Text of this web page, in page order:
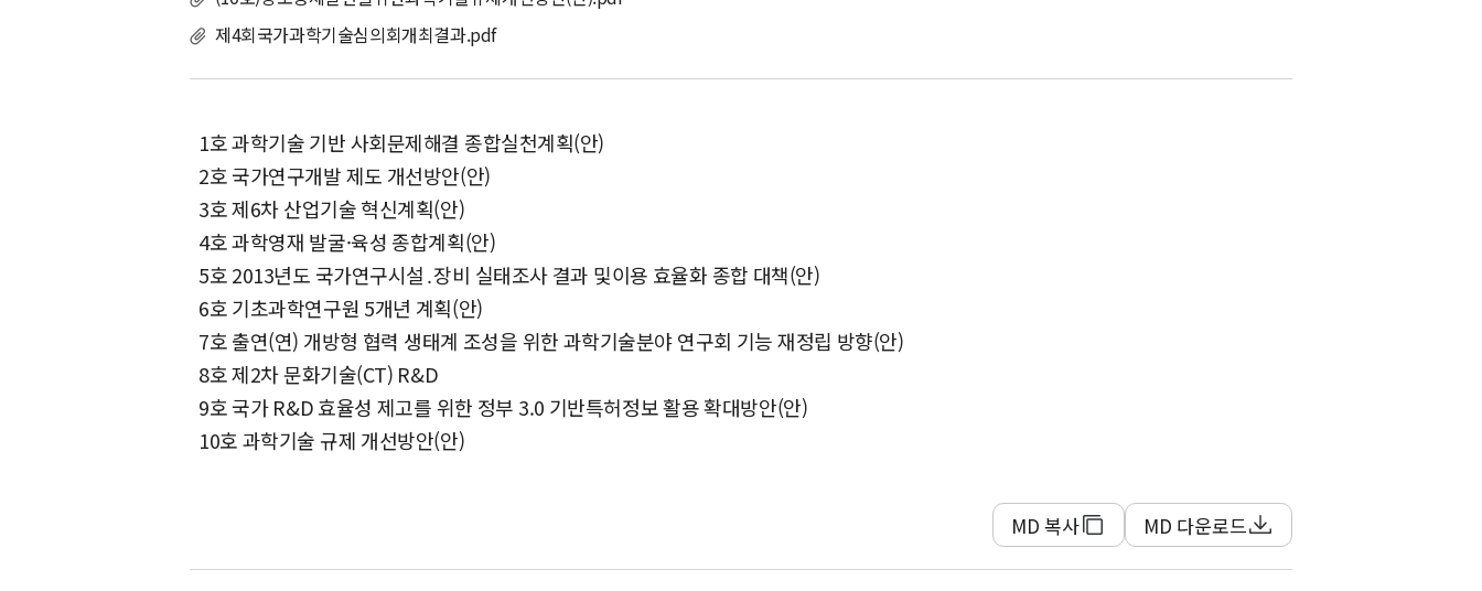
제4회국가과학기술심의회개최결과.pdf
1호 과학기술 기반 사회문제해결 종합실천계획(안)
2호 국가연구개발 제도 개선방안(안)
3호 제6차 산업기술 혁신계획(안)
4호 과학영재 발굴·육성 종합계획(안)
5호 2013년도 국가연구시설․장비 실태조사 결과 및이용 효율화 종합 대책(안)
6호 기초과학연구원 5개년 계획(안)
7호 출연(연) 개방형 협력 생태계 조성을 위한 과학기술분야 연구회 기능 재정립 방향(안)
8호 제2차 문화기술(CT) R&D
9호 국가 R&D 효율성 제고를 위한 정부 3.0 기반특허정보 활용 확대방안(안)
10호 과학기술 규제 개선방안(안)
MD 복사 MD 다운로드